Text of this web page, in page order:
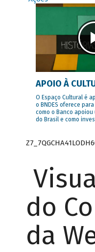
APOIO À
O Espaço Cultural é
o BNDES oferece
como o Banco
do Brasil e como
do
da